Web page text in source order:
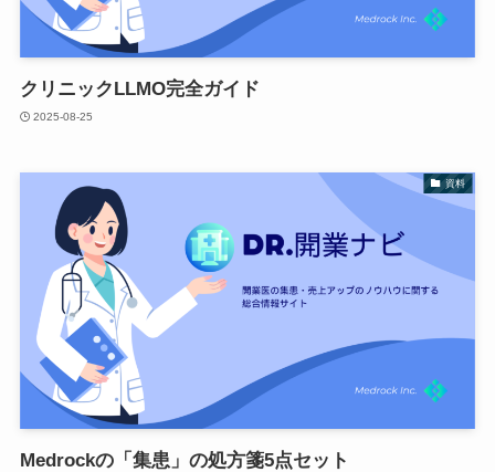
クリニックLLMO完全ガイド
2025-08-25
資料
Medrockの「集患」の処方箋5点セット